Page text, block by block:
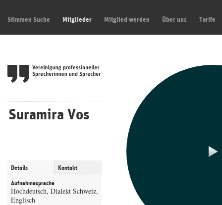
Stimmen Suche Mitglieder Mitglied werden Über uns Tarife
Suramira Vos
Details Kontakt
Aufnahmesprache
Hochdeutsch, Dialekt Schweiz,
Englisch